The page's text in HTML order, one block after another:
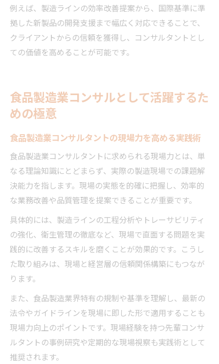
例えば、製造ラインの効率改善提案から、国際基準に準
拠した新製品の開発支援まで幅広く対応できることで、
クライアントからの信頼を獲得し、コンサルタントとし
ての価値を高めることが可能です。
食品製造業コンサルとして活躍するた
めの極意
食品製造業コンサルタントの現場力を高める実践術
食品製造業コンサルタントに求められる現場力とは、単
なる理論知識にとどまらず、実際の製造現場での課題解
決能力を指します。現場の実態を的確に把握し、効率的
な業務改善や品質管理を提案できることが重要です。
具体的には、製造ラインの工程分析やトレーサビリティ
の強化、衛生管理の徹底など、現場で直面する問題を実
践的に改善するスキルを磨くことが効果的です。こうし
た取り組みは、現場と経営層の信頼関係構築にもつなが
ります。
また、食品製造業界特有の規制や基準を理解し、最新の
法令やガイドラインを現場に即した形で適用することも
現場力向上のポイントです。現場経験を持つ先輩コンサ
ルタントの事例研究や定期的な現場視察も実践術として
推奨されます。